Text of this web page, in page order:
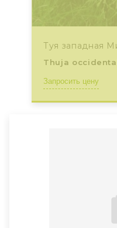
Туя западная
Thuja
Запросить цену